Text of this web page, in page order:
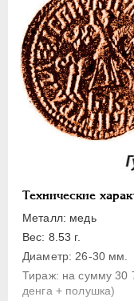
Технические
Металл: медь
Вес: 8.53 г.
Диаметр: 26-30 мм.
Тираж: на сумму 30
денга + полушка)
Полполушки
Пробные
Для Речи
Монетовидные
ЕКАТЕРИНА I
1727-1729
АННА
ИОАНН
ЕЛИЗАВЕТА
ПЕТР III 1762-1762
ЕКАТЕРИНА II
ПАВЕЛ I 1796-